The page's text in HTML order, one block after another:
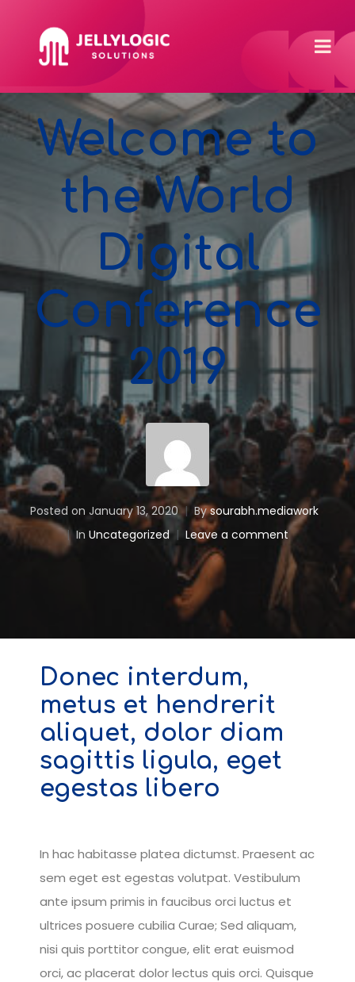
Welcome to
the World
Digital
Conference
2019
Posted on January 13, 2020 Bysourabh.mediawork
In Uncategorized Leave a comment
Donec interdum,
metus et hendrerit
aliquet, dolor diam
sagittis ligula, eget
egestas libero
In hac habitasse platea dictumst. Praesent ac
sem eget est egestas volutpat. Vestibulum
ante ipsum primis in faucibus orci luctus et
ultrices posuere cubilia Curae; Sed aliquam,
nisi quis porttitor congue, elit erat euismod
orci, ac placerat dolor lectus quis orci. Quisque